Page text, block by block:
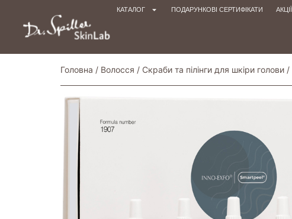
КАТАЛОГ ПОДАРУНКОВІ СЕРТИФІКАТИ АКЦІЇ
Головна / Волосся / Скраби та пілінги для шкіри голови /